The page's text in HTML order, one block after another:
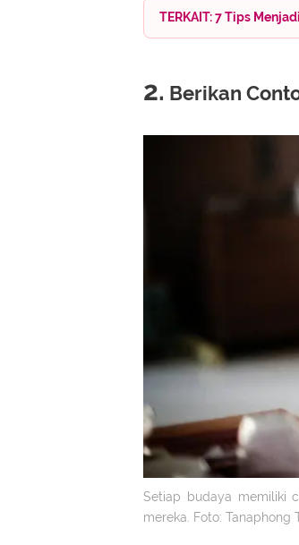
TERKAIT: 7 Tips
2. Berikan
Setiap budaya memiliki
mereka. Foto: Tanaphong